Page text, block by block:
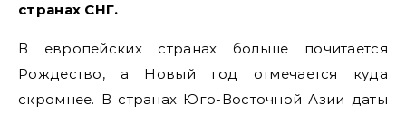
странах СНГ.
В европейских странах больше почитается
Рождество, а Новый год отмечается куда
скромнее. В странах Юго-Восточной Азии даты